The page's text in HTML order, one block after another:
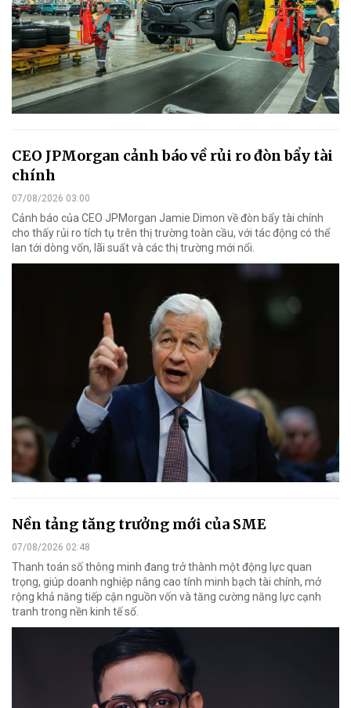
CEO JPMorgan cảnh báo về rủi ro đòn bẩy tài
chính
07/08/2026 03:00
Cảnh báo của CEO JPMorgan Jamie Dimon về đòn bẩy tài chính
cho thấy rủi ro tích tụ trên thị trường toàn cầu, với tác động có thể
lan tới dòng vốn, lãi suất và các thị trường mới nổi.
Nền tảng tăng trưởng mới của SME
07/08/2026 02:48
Thanh toán số thông minh đang trở thành một động lực quan
trọng, giúp doanh nghiệp nâng cao tính minh bạch tài chính, mở
rộng khả năng tiếp cận nguồn vốn và tăng cường năng lực cạnh
tranh trong nền kinh tế số.